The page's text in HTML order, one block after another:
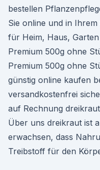
bestellen
Sie online und in
für Heim, Haus,
Premium 500g ohne
Premium 500g ohne
günstig online kaufen
versandkostenfrei
auf Rechnung
Über uns dreikraut ist
erwachsen, dass
Treibstoff für den